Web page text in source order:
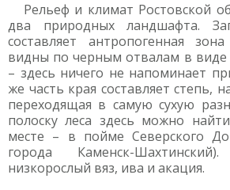
Рельеф и климат Ростовской
два природных ландшафта.
составляет антропогенная
видны по черным отвалам в
– здесь ничего не напоминает
же часть края составляет степь,
переходящая в самую сухую
полоску леса здесь можно
месте – в пойме Северского
города Каменск-
низкорослый вяз, ива и акация.